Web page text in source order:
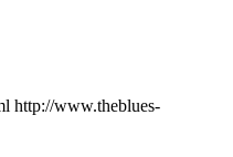
http://www.theblues-